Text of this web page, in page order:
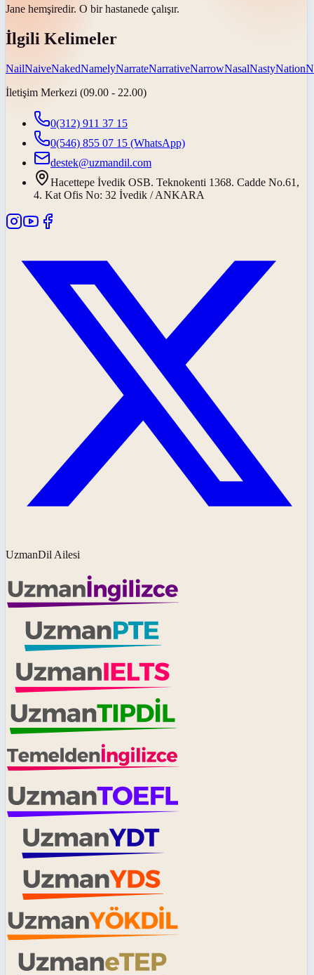
Jane hemşiredir. O bir hastanede çalışır.
İlgili Kelimeler
NailNaiveNakedNamelyNarrateNarrativeNarrowNasalNastyNation
İletişim Merkezi (09.00 - 22.00)
0(312) 911 37 15
0(546) 855 07 15 (WhatsApp)
destek@uzmandil.com
Hacettepe İvedik OSB. Teknokenti 1368. Cadde No.61,
4. Kat Ofis No: 32 İvedik / ANKARA
UzmanDil Ailesi